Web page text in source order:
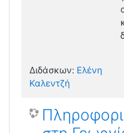
Διδάσκων: Ελένη
Καλεντζή